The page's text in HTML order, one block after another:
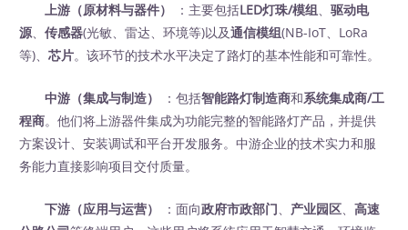
上游（原材料与器件） ‍ ：主要包括LED灯珠/模组、驱动电
源、传感器(光敏、雷达、环境等)以及通信模组(NB-IoT、LoRa
等)、芯片。该环节的技术水平决定了路灯的基本性能和可靠性。
中游（集成与制造） ‍ ：包括智能路灯制造商和系统集成商/工
程商。他们将上游器件集成为功能完整的智能路灯产品，并提供
方案设计、安装调试和平台开发服务。中游企业的技术实力和服
务能力直接影响项目交付质量。
下游（应用与运营） ‍ ：面向政府市政部门、 产业园区、高速